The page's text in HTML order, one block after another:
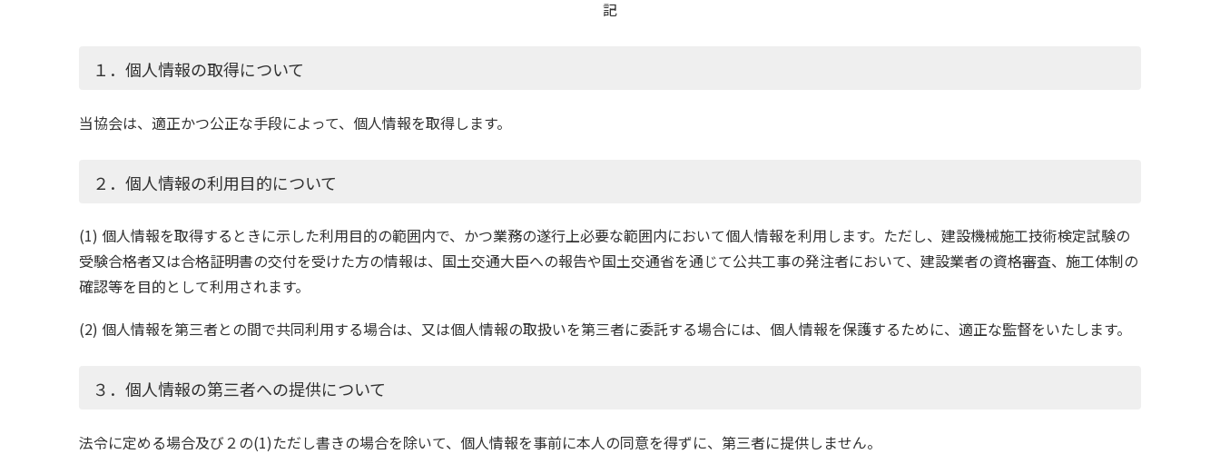
記
１．個人情報の取得について
当協会は、適正かつ公正な手段によって、個人情報を取得します。
２．個人情報の利用目的について
(1) 個人情報を取得するときに示した利用目的の範囲内で、かつ業務の遂行上必要な範囲内において個人情報を利用します。ただし、建設機械施工技術検定試験の
受験合格者又は合格証明書の交付を受けた方の情報は、国土交通大臣への報告や国土交通省を通じて公共工事の発注者において、建設業者の資格審査、施工体制の
確認等を目的として利用されます。
(2) 個人情報を第三者との間で共同利用する場合は、又は個人情報の取扱いを第三者に委託する場合には、個人情報を保護するために、適正な監督をいたします。
３．個人情報の第三者への提供について
法令に定める場合及び２の(1)ただし書きの場合を除いて、個人情報を事前に本人の同意を得ずに、第三者に提供しません。